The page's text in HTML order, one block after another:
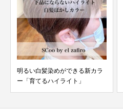
明るい白髪染めができる新カラ
ー「育てるハイライト」